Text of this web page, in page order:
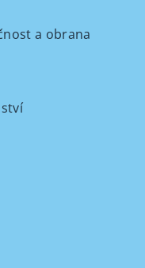
a obrana